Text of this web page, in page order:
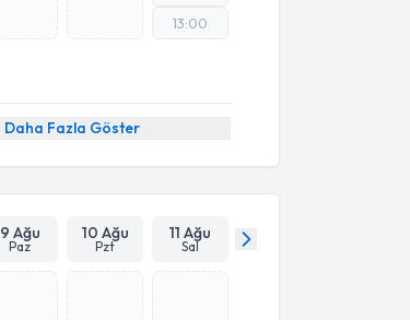
13:00
Daha Fazla Göster
9 Ağu
Paz
10 Ağu
Pzt
11 Ağu
Sal